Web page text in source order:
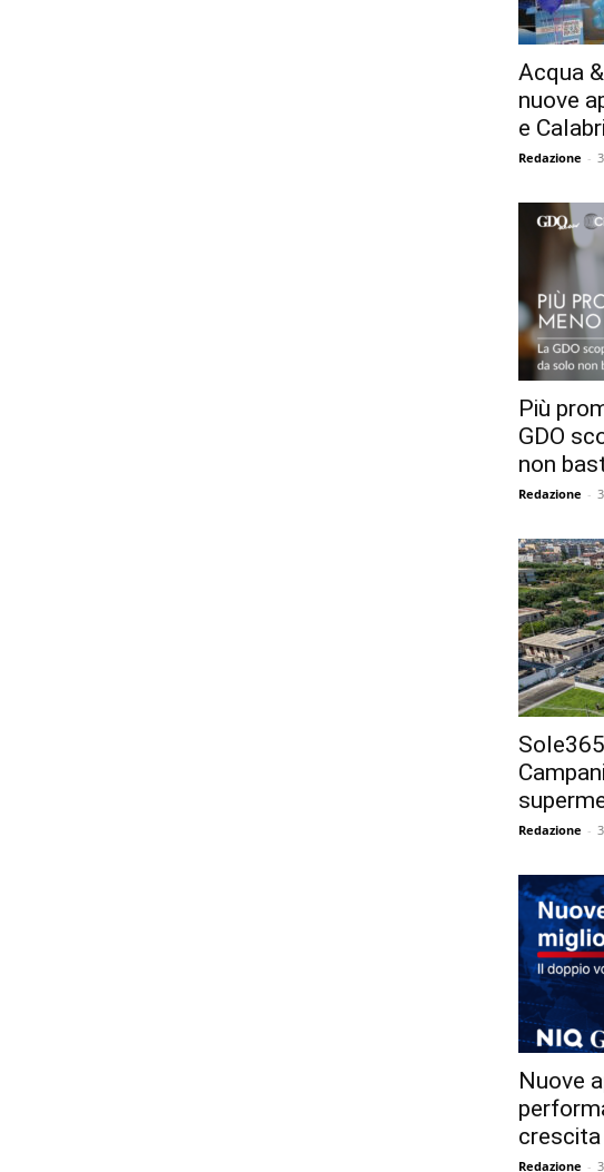
Acqua
nuove
e
Redazione -
Più
GDO
non
Redazione -
Redazione -
Nuove
crescita
Redazione -